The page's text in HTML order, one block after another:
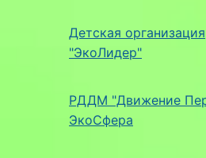
Детская организация
"ЭкоЛидер"
РДДМ "Движение
ЭкоСфера